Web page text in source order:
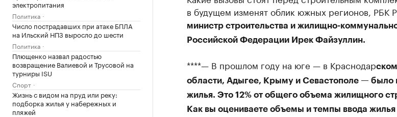
электропитания
Политика
Число пострадавших при атаке БПЛА
на Ильский НПЗ выросло до шести
Политика
Плющенко назвал радостью
возвращение Валиевой и Трусовой на
турниры ISU
Спорт
Жизнь с видом на пруд или реку:
подборка жилья у набережных и
пляжей
в будущем изменят облик южных регионов, РБК
министр строительства и жилищно-
Российской Федерации Ирек Файзуллин.
****— В прошлом году на юге — в Краснодар
области, Адыгее, Крыму и Севастополе — было
жилья. Это 12% от общего объема жилищного
Как вы оцениваете объемы и темпы ввода